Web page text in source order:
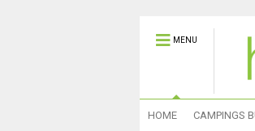
MENU
HOME CAMPINGS